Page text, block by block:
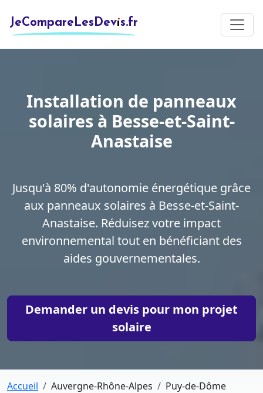
JeCompareLesDevis.fr
Installation de panneaux
solaires à Besse-et-Saint-
Anastaise
Jusqu'à 80% d'autonomie énergétique grâce
aux panneaux solaires à Besse-et-Saint-
Anastaise. Réduisez votre impact
environnemental tout en bénéficiant des
aides gouvernementales.
Demander un devis pour mon projet
solaire
Accueil Auvergne-Rhône-Alpes
Puy-de-Dôme